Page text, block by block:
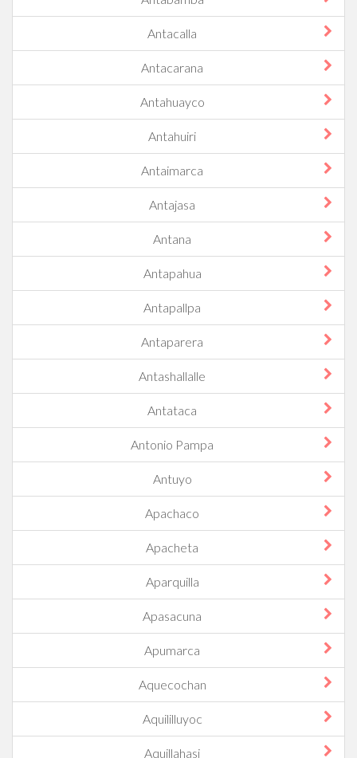
Antacalla
Antacarana
Antahuayco
Antahuiri
Antaimarca
Antajasa
Antana
Antapahua
Antapallpa
Antaparera
Antashallalle
Antataca
Antonio Pampa
Antuyo
Apachaco
Apacheta
Aparquilla
Apasacuna
Apumarca
Aquecochan
Aquililluyoc
Aquillahasi